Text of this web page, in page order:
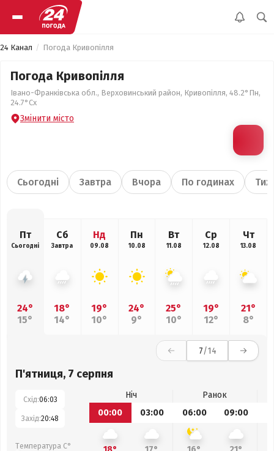
24 Канал Погода Кривопілля
Погода Кривопілля
Івано-Франківська обл., Верховинський район, Кривопілля, 48.2°Пн,
24.7°Сх
Змінити місто
Сьогодні Завтра Вчора По годинах
Пт
Сьогодні
24°
15°
Сб
Завтра
18°
14°
Нд
09.08
19°
10°
Пн
10.08
24°
9°
Вт
11.08
25°
10°
Ср
12.08
19°
12°
Чт
13.08
21°
8°
7/14
П'ятниця, 7 серпня
Схід:06:03
Захід:20:48
Температура С°
Ніч
Ранок
00:00
03:00 06:00 09:00